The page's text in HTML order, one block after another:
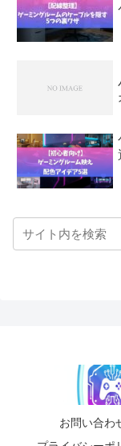
お問い合わ